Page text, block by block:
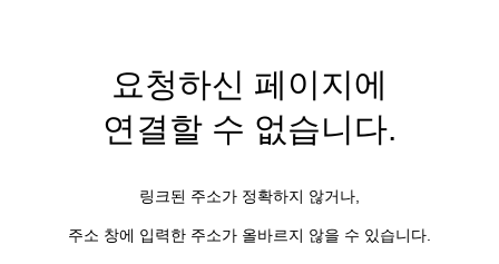
요청하신 페이지에
연결할 수 없습니다.
링크된 주소가 정확하지 않거나,
주소 창에 입력한 주소가 올바르지 않을 수 있습니다.